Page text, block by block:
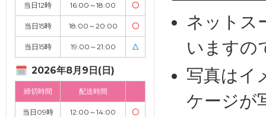
当日12時 16:00～18:00 〇
当日15時 18:00～20:00 〇
当日15時 19:00～21:00 △
2026年8月9日(日)
締切時間 配送時間
当日09時 12:00～14:00 〇
ネットス
いますの
写真はイ
ケージが